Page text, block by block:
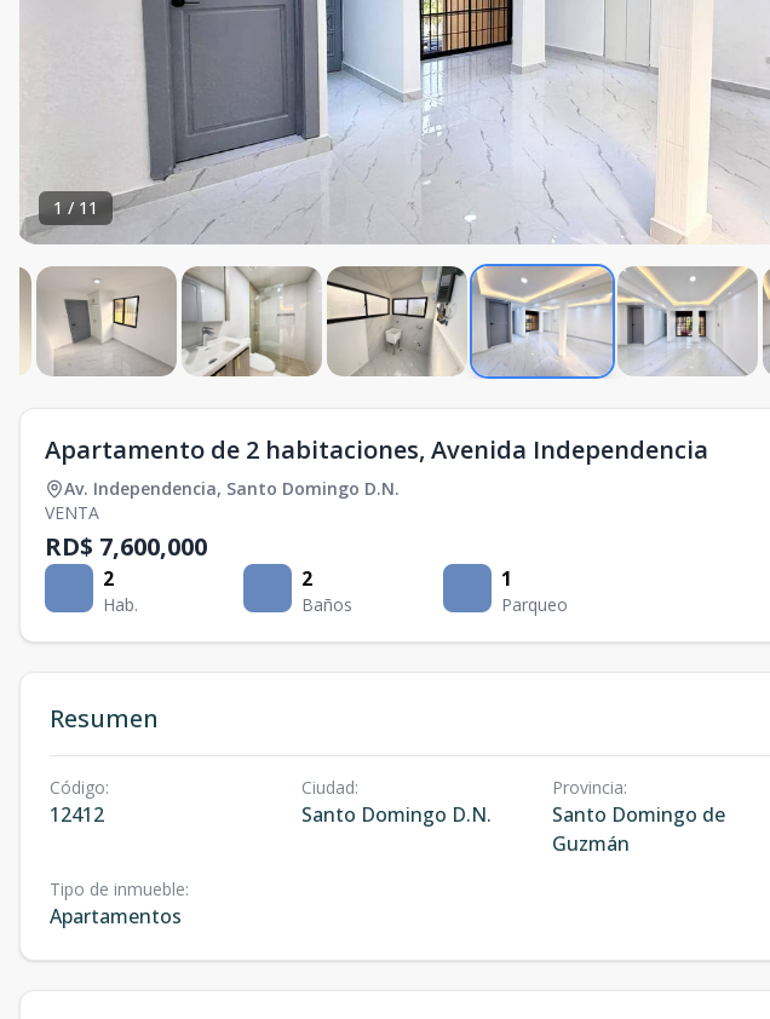
1 / 11
Apartamento de 2 habitaciones, Avenida Independencia
Av. Independencia, Santo Domingo D.N.
VENTA
RD$ 7,600,000
2
Hab.
2
Baños
1
Parqueo
Resumen
Código:
12412
Ciudad:
Santo Domingo D.N.
Provincia:
Santo Domingo de
Guzmán
Tipo de inmueble:
Apartamentos